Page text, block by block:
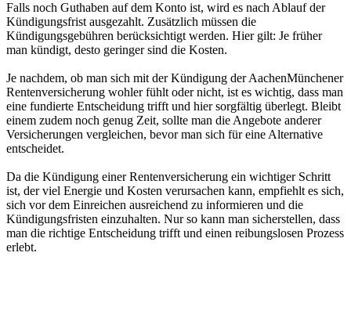
Falls noch Guthaben auf dem Konto ist, wird es nach Ablauf der
Kündigungsfrist ausgezahlt. Zusätzlich müssen die
Kündigungsgebühren berücksichtigt werden. Hier gilt: Je früher
man kündigt, desto geringer sind die Kosten.
Je nachdem, ob man sich mit der Kündigung der AachenMünchener
Rentenversicherung wohler fühlt oder nicht, ist es wichtig, dass man
eine fundierte Entscheidung trifft und hier sorgfältig überlegt. Bleibt
einem zudem noch genug Zeit, sollte man die Angebote anderer
Versicherungen vergleichen, bevor man sich für eine Alternative
entscheidet.
Da die Kündigung einer Rentenversicherung ein wichtiger Schritt
ist, der viel Energie und Kosten verursachen kann, empfiehlt es sich,
sich vor dem Einreichen ausreichend zu informieren und die
Kündigungsfristen einzuhalten. Nur so kann man sicherstellen, dass
man die richtige Entscheidung trifft und einen reibungslosen Prozess
erlebt.